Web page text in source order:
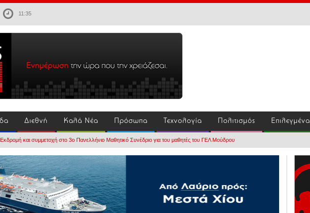
11:35
Διεθνή Καλά Νέα Πρόσωπα Τεχνολογία Πολιτισμός Επιλεγμένα
Εκδρομή και συμμετοχή στο 3ο Πανελλήνιο Μαθητικό Συνέδριο για του μαθητές του ΓΕΛ Μούδρου